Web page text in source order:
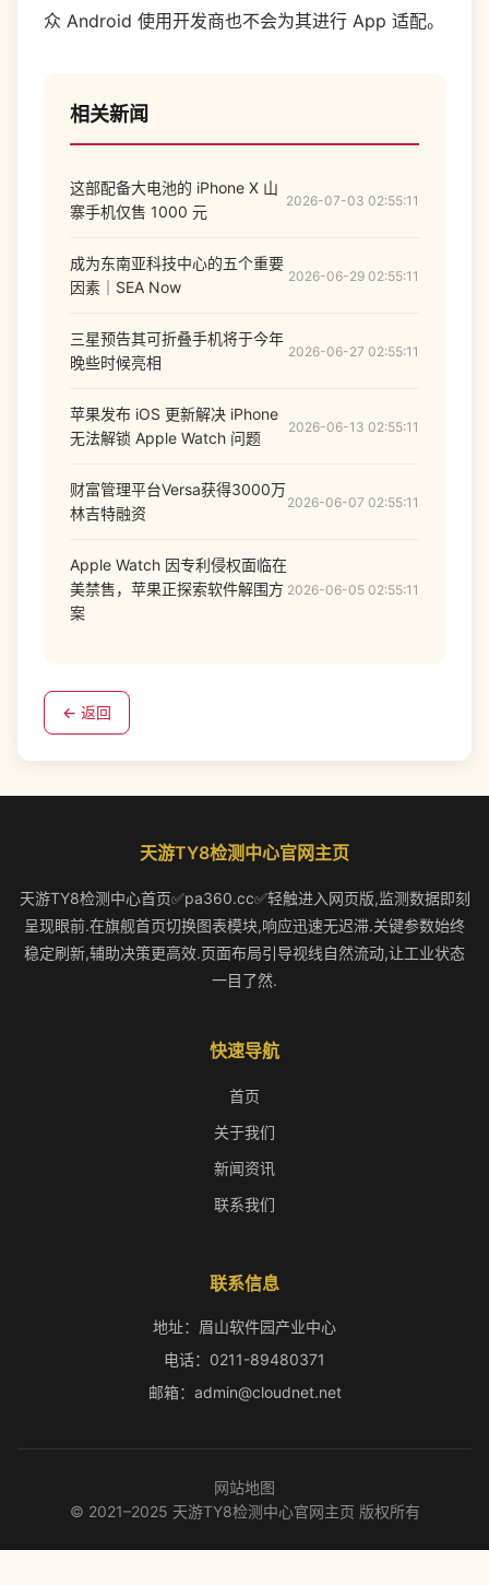
众 Android 使用开发商也不会为其进行 App 适配。
相关新闻
这部配备大电池的 iPhone X 山
寨手机仅售 1000 元
2026-07-03 02:55:11
成为东南亚科技中心的五个重要
因素｜SEA Now
2026-06-29 02:55:11
三星预告其可折叠手机将于今年
晚些时候亮相
2026-06-27 02:55:11
苹果发布 iOS 更新解决 iPhone
无法解锁 Apple Watch 问题
2026-06-13 02:55:11
财富管理平台Versa获得3000万
林吉特融资
2026-06-07 02:55:11
Apple Watch 因专利侵权面临在
美禁售，苹果正探索软件解围方
案
2026-06-05 02:55:11
← 返回
天游TY8检测中心官网主页
天游TY8检测中心首页✅pa360.cc✅轻触进入网页版,监测数据即刻
呈现眼前.在旗舰首页切换图表模块,响应迅速无迟滞.关键参数始终
稳定刷新,辅助决策更高效.页面布局引导视线自然流动,让工业状态
一目了然.
快速导航
首页
关于我们
新闻资讯
联系我们
联系信息
地址：眉山软件园产业中心
电话：0211-89480371
邮箱：admin@cloudnet.net
网站地图
© 2021–2025 天游TY8检测中心官网主页 版权所有